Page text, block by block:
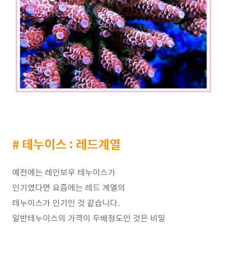
# 테누이스 : 레드계열
예전에는 레인보우 테누이스가
인기였다면 요즘에는 레드 계열의
테누이스가 인기인 것 같습니다.
일반테누이스의 가격이 두배정도인 것은 비밀